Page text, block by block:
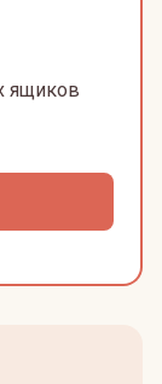
ящиков